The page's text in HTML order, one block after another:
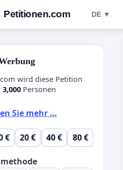
Petitionen.com DE ▼
wird diese Petition
3,000 Personen
Sie mehr …
€ 20 € 40 € 80 €